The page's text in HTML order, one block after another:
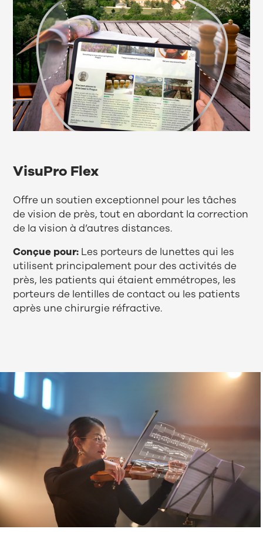
VisuPro Flex
Offre un soutien exceptionnel pour les tâches
de vision de près, tout en abordant la correction
de la vision à d’autres distances.
Conçue pour: Les porteurs de lunettes qui les
utilisent principalement pour des activités de
près, les patients qui étaient emmétropes, les
porteurs de lentilles de contact ou les patients
après une chirurgie réfractive.